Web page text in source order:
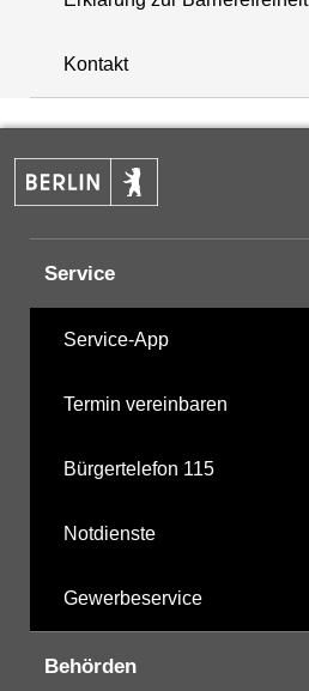
+
−
Kontakt
Service
Service-App
Termin vereinbaren
Bürgertelefon 115
Notdienste
Gewerbeservice
Behörden